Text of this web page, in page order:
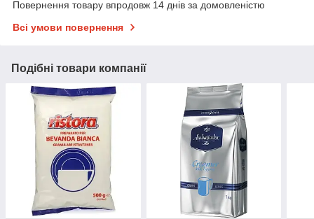
Повернення товару впродовж 14 днів за домовленістю
Всі умови повернення
Подібні товари компанії